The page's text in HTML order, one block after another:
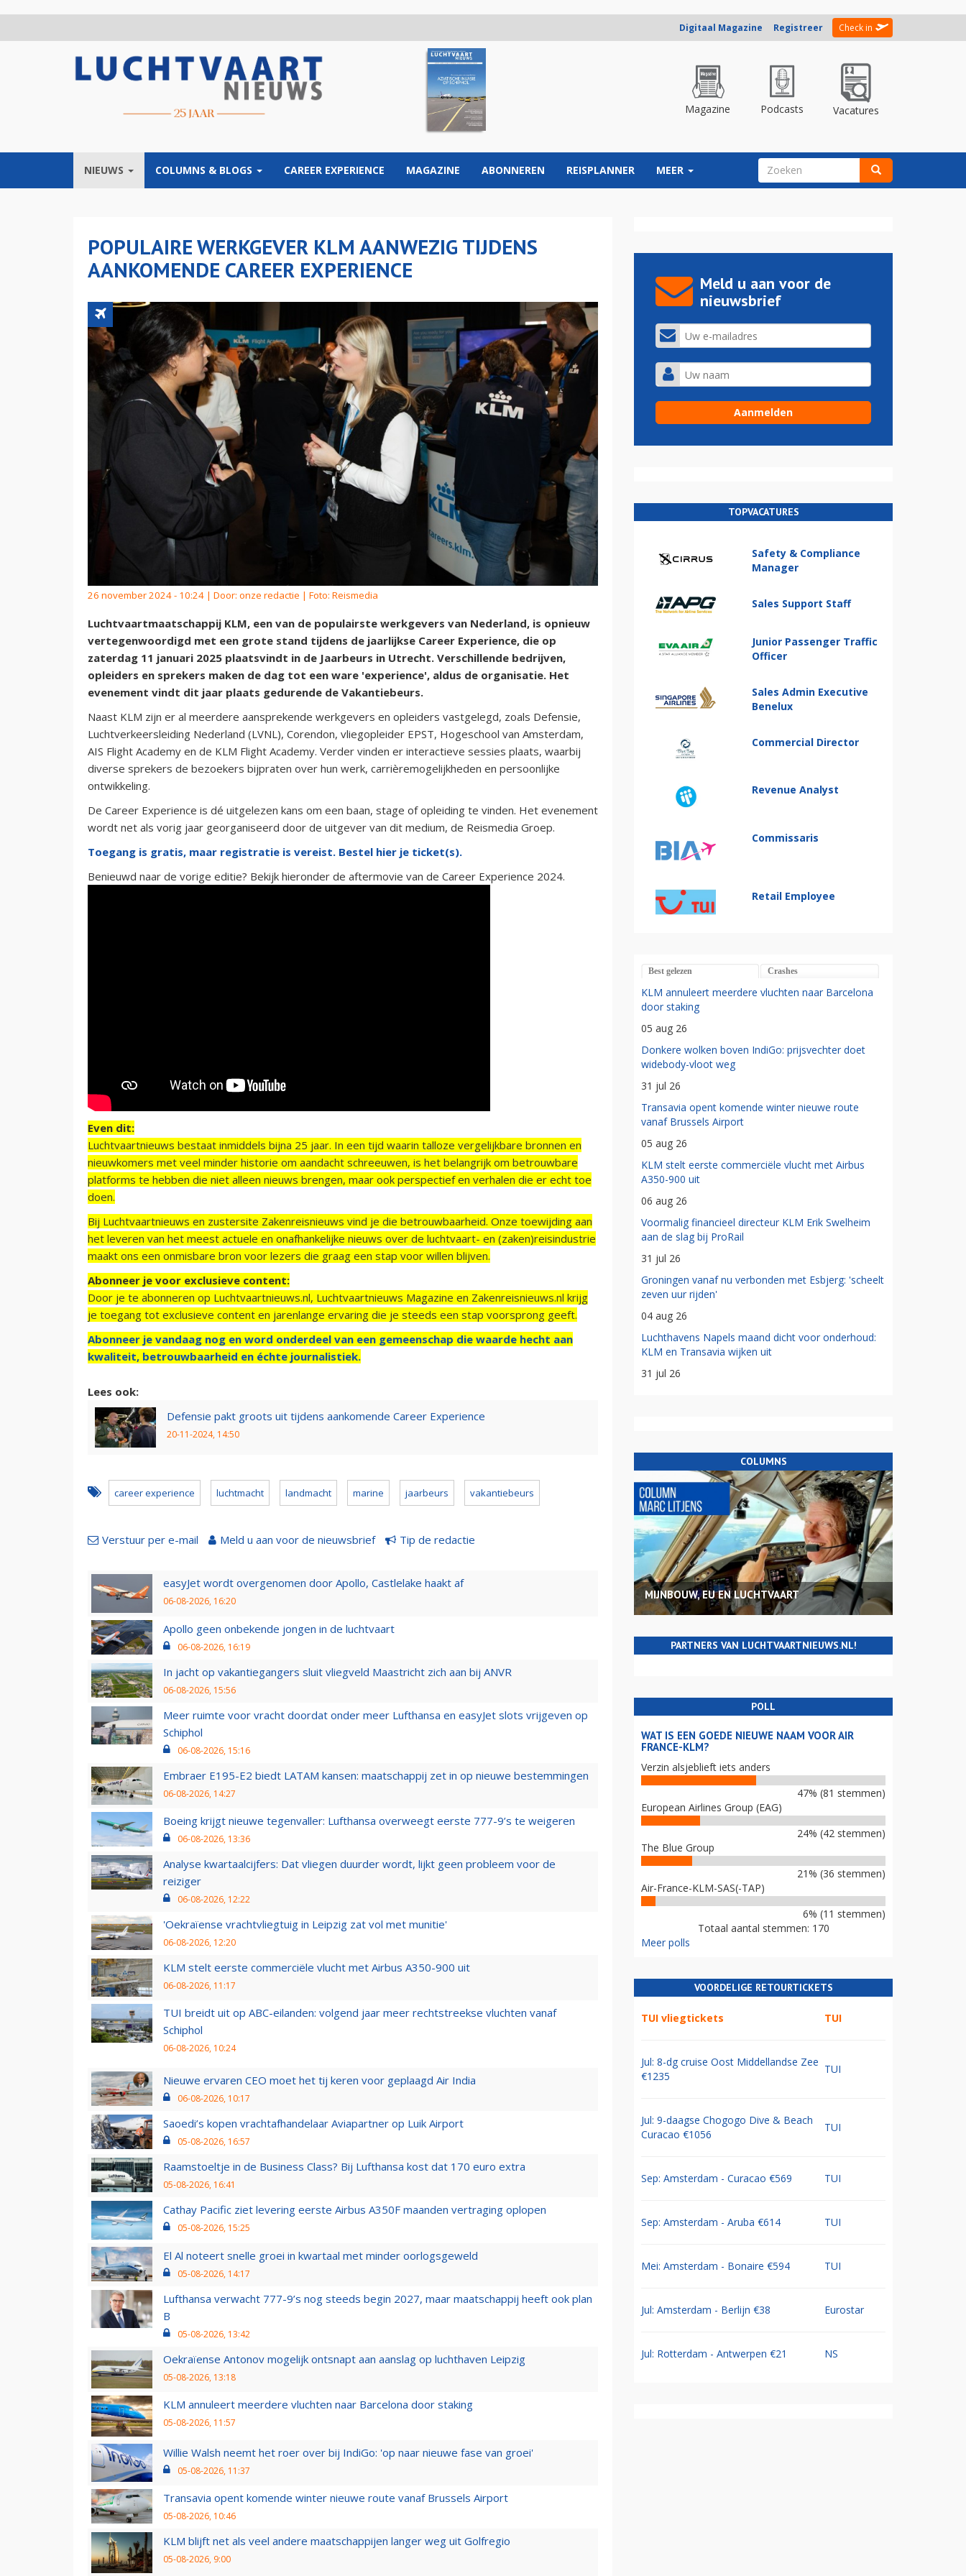
Digitaal Magazine Registreer Check in
Magazine Podcasts Vacatures
NIEUWS COLUMNS & BLOGS CAREER EXPERIENCE MAGAZINE ABONNEREN REISPLANNER MEER ZOEKVELD
POPULAIRE WERKGEVER KLM AANWEZIG TIJDENS
AANKOMENDE CAREER EXPERIENCE
26 november 2024 - 10:24 | Door: onze redactie | Foto: Reismedia
Luchtvaartmaatschappij KLM, een van de populairste werkgevers van Nederland, is opnieuw
vertegenwoordigd met een grote stand tijdens de jaarlijkse Career Experience, die op
zaterdag 11 januari 2025 plaatsvindt in de Jaarbeurs in Utrecht. Verschillende bedrijven,
opleiders en sprekers maken de dag tot een ware 'experience', aldus de organisatie. Het
evenement vindt dit jaar plaats gedurende de Vakantiebeurs.
Naast KLM zijn er al meerdere aansprekende werkgevers en opleiders vastgelegd, zoals Defensie,
Luchtverkeersleiding Nederland (LVNL), Corendon, vliegopleider EPST, Hogeschool van Amsterdam,
AIS Flight Academy en de KLM Flight Academy. Verder vinden er interactieve sessies plaats, waarbij
diverse sprekers de bezoekers bijpraten over hun werk, carrièremogelijkheden en persoonlijke
ontwikkeling.
De Career Experience is dé uitgelezen kans om een baan, stage of opleiding te vinden. Het evenement
wordt net als vorig jaar georganiseerd door de uitgever van dit medium, de Reismedia Groep.
Toegang is gratis, maar registratie is vereist. Bestel hier je ticket(s).
Benieuwd naar de vorige editie? Bekijk hieronder de aftermovie van de Career Experience 2024.
Even dit:
Luchtvaartnieuws bestaat inmiddels bijna 25 jaar. In een tijd waarin talloze vergelijkbare bronnen en
nieuwkomers met veel minder historie om aandacht schreeuwen, is het belangrijk om betrouwbare
platforms te hebben die niet alleen nieuws brengen, maar ook perspectief en verhalen die er echt toe
doen.
Bij Luchtvaartnieuws en zustersite Zakenreisnieuws vind je die betrouwbaarheid. Onze toewijding aan
het leveren van het meest actuele en onafhankelijke nieuws over de luchtvaart- en (zaken)reisindustrie
maakt ons een onmisbare bron voor lezers die graag een stap voor willen blijven.
Abonneer je voor exclusieve content:
Door je te abonneren op Luchtvaartnieuws.nl, Luchtvaartnieuws Magazine en Zakenreisnieuws.nl krijg
je toegang tot exclusieve content en jarenlange ervaring die je steeds een stap voorsprong geeft.
Abonneer je vandaag nog en word onderdeel van een gemeenschap die waarde hecht aan
kwaliteit, betrouwbaarheid en échte journalistiek.
Lees ook:
Defensie pakt groots uit tijdens aankomende Career Experience
20-11-2024, 14:50
career experience luchtmacht landmacht marine jaarbeurs vakantiebeurs
Verstuur per e-mail Meld u aan voor de nieuwsbrief Tip de redactie
easyJet wordt overgenomen door Apollo, Castlelake haakt af
06-08-2026, 16:20
Apollo geen onbekende jongen in de luchtvaart
06-08-2026, 16:19
In jacht op vakantiegangers sluit vliegveld Maastricht zich aan bij ANVR
06-08-2026, 15:56
Meer ruimte voor vracht doordat onder meer Lufthansa en easyJet slots vrijgeven op
Schiphol
06-08-2026, 15:16
Embraer E195-E2 biedt LATAM kansen: maatschappij zet in op nieuwe bestemmingen
06-08-2026, 14:27
Boeing krijgt nieuwe tegenvaller: Lufthansa overweegt eerste 777-9’s te weigeren
06-08-2026, 13:36
Analyse kwartaalcijfers: Dat vliegen duurder wordt, lijkt geen probleem voor de
reiziger
06-08-2026, 12:22
'Oekraïense vrachtvliegtuig in Leipzig zat vol met munitie'
06-08-2026, 12:20
KLM stelt eerste commerciële vlucht met Airbus A350-900 uit
06-08-2026, 11:17
TUI breidt uit op ABC-eilanden: volgend jaar meer rechtstreekse vluchten vanaf
Schiphol
06-08-2026, 10:24
Nieuwe ervaren CEO moet het tij keren voor geplaagd Air India
06-08-2026, 10:17
Saoedi’s kopen vrachtafhandelaar Aviapartner op Luik Airport
05-08-2026, 16:57
Raamstoeltje in de Business Class? Bij Lufthansa kost dat 170 euro extra
05-08-2026, 16:41
Cathay Pacific ziet levering eerste Airbus A350F maanden vertraging oplopen
05-08-2026, 15:25
El Al noteert snelle groei in kwartaal met minder oorlogsgeweld
05-08-2026, 14:17
Lufthansa verwacht 777-9’s nog steeds begin 2027, maar maatschappij heeft ook plan
B
05-08-2026, 13:42
Oekraïense Antonov mogelijk ontsnapt aan aanslag op luchthaven Leipzig
05-08-2026, 13:18
KLM annuleert meerdere vluchten naar Barcelona door staking
05-08-2026, 11:57
Willie Walsh neemt het roer over bij IndiGo: 'op naar nieuwe fase van groei'
05-08-2026, 11:37
Transavia opent komende winter nieuwe route vanaf Brussels Airport
05-08-2026, 10:46
KLM blijft net als veel andere maatschappijen langer weg uit Golfregio
05-08-2026, 9:00
Meld u aan voor de
nieuwsbrief
TOPVACATURES
Safety & Compliance
Manager
Sales Support Staff
Junior Passenger Traffic
Officer
Sales Admin Executive
Benelux
Commercial Director
Revenue Analyst
Commissaris
Retail Employee
Best gelezen Crashes
KLM annuleert meerdere vluchten naar Barcelona
door staking
05 aug 26
Donkere wolken boven IndiGo: prijsvechter doet
widebody-vloot weg
31 jul 26
Transavia opent komende winter nieuwe route
vanaf Brussels Airport
05 aug 26
KLM stelt eerste commerciële vlucht met Airbus
A350-900 uit
06 aug 26
Voormalig financieel directeur KLM Erik Swelheim
aan de slag bij ProRail
31 jul 26
Groningen vanaf nu verbonden met Esbjerg: 'scheelt
zeven uur rijden'
04 aug 26
Luchthavens Napels maand dicht voor onderhoud:
KLM en Transavia wijken uit
31 jul 26
COLUMNS
MIJNBOUW, EU EN LUCHTVAART
PARTNERS VAN LUCHTVAARTNIEUWS.NL!
POLL
WAT IS EEN GOEDE NIEUWE NAAM VOOR AIR
FRANCE-KLM?
Verzin alsjeblieft iets anders
47% (81 stemmen)
European Airlines Group (EAG)
24% (42 stemmen)
The Blue Group
21% (36 stemmen)
Air-France-KLM-SAS(-TAP)
6% (11 stemmen)
Totaal aantal stemmen: 170
Meer polls
VOORDELIGE RETOURTICKETS
TUI vliegtickets TUI
Jul: 8-dg cruise Oost Middellandse Zee
€1235
TUI
Jul: 9-daagse Chogogo Dive & Beach
Curacao €1056
TUI
Sep: Amsterdam - Curacao €569 TUI
Sep: Amsterdam - Aruba €614 TUI
Mei: Amsterdam - Bonaire €594 TUI
Jul: Amsterdam - Berlijn €38 Eurostar
Jul: Rotterdam - Antwerpen €21 NS